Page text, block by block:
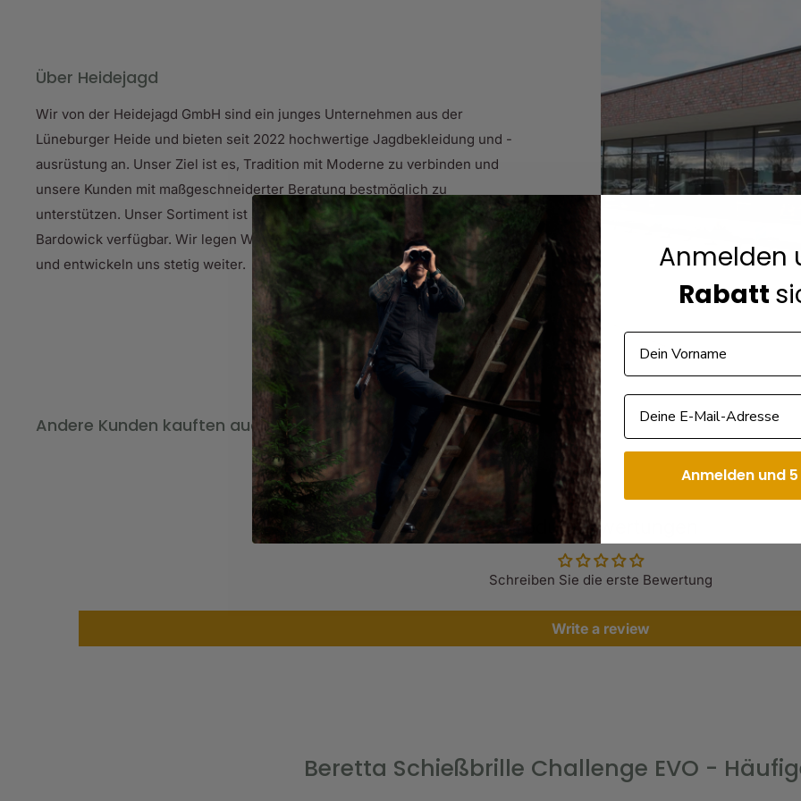
Schießtrainings.
Blendeffekte und schützen Ihre Augen vor störendem Sonnenlicht. Sie bieten eine
optimale Sicht, selbst bei wechselnden Lichtverhältnissen, und minimieren das
Risiko von Augenermüdung.
4. Robuste Bauweise:
Die Beretta Schießbrille Challenge EVO ist aus hochwertigen
Materialien gefertigt und äußerst strapazierfähig. Sie hält den Anforderungen des
Schießsports problemlos stand und begleitet Sie zuverlässig über lange Zeiträume
Ob beim Trap-, Skeet- oder Sportschießen – die Challenge EVO ist
die ideale Begleitung für verschiedene Disziplinen. Durch die Möglichkeit,
verschiedene Gläser auszutauschen, können Sie die Schießbrille Ihren individuellen
Die Beretta Schießbrille Challenge EVO besticht nicht nur
durch ihre Funktionalität, sondern auch durch ihr ansprechendes Design. Sie ist in
verschiedenen Farbvarianten erhältlich und verleiht Ihnen eine professionelle und
moderne Ausstrahlung auf dem Schießstand.
Mit der Beretta Schießbrille Challenge EVO sind Sie bestens gerüstet, um Ihre
Schießleistung zu verbessern und Ihre Ziele noch präziser ins Visier zu nehmen.
Über Heidejagd
Wir von der Heidejagd GmbH sind ein junges Unternehmen aus der
Lüneburger Heide und bieten seit 2022 hochwertige Jagdbekleidung und -
ausrüstung an. Unser Ziel ist es, Tradition mit Moderne zu verbinden und
unsere Kunden mit maßgeschneiderter Beratung bestmöglich zu
unterstützen. Unser Sortiment ist sowohl online als auch in unserem Store in
Bardowick verfügbar. Wir legen Wert auf höchste Qualität zu fairen Preisen
und entwickeln uns stetig weiter.
Andere Kunden kauften auch
Produktbewertungen
Schreiben Sie die erste Bewertung
Write a review
Beretta Schießbrille Challenge EVO -
Anmelden
Rabatt
Vorname
Email
Anmelden und